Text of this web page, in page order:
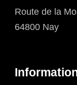
Route de la
64800 Nay